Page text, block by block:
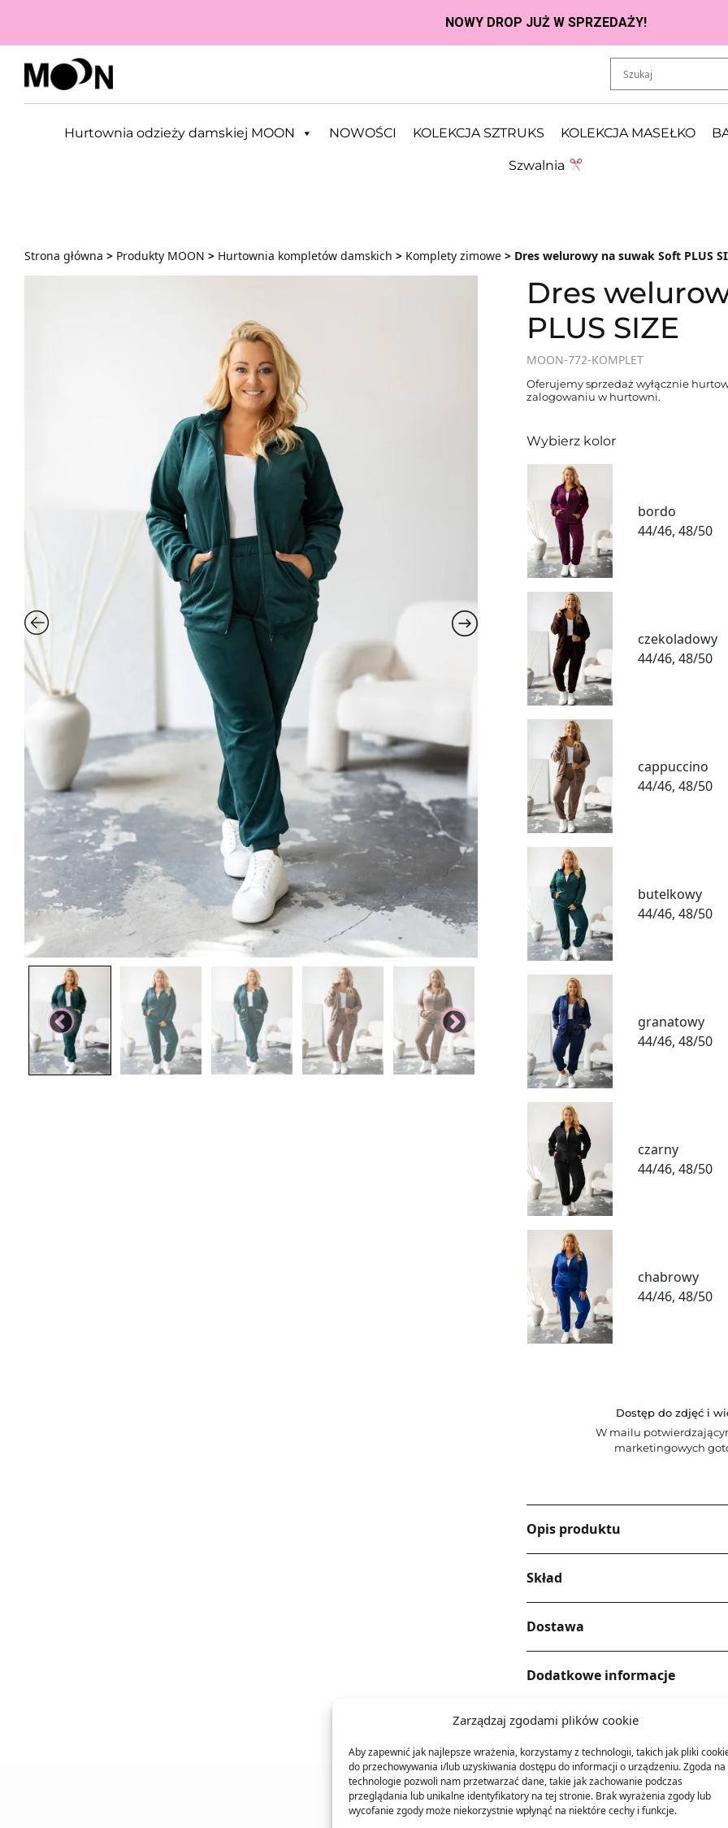
Zarządzaj zgodami plików cookie
Aby zapewnić jak najlepsze wrażenia, korzystamy z technologii, takich jak pliki
do przechowywania i/lub uzyskiwania dostępu do informacji o urządzeniu. Zgoda na
technologie pozwoli nam przetwarzać dane, takie jak zachowanie podczas
przeglądania lub unikalne identyfikatory na tej stronie. Brak wyrażenia zgody lub
wycofanie zgody może niekorzystnie wpłynąć na niektóre cechy i funkcje.
Przejdź do zawartości
Hurtownia odzieży damskiej MOON NOWOŚCI KOLEKCJA SZTRUKS KOLEKCJA MASEŁKO
Szwalnia
Strona główna > Produkty MOON > Hurtownia kompletów damskich > Komplety zimowe > Dres welurowy na suwak Soft PLUS
Dres
PLUS SIZE
MOON-772-KOMPLET
Oferujemy sprzedaż wyłącznie
zalogowaniu w hurtowni.
Wybierz kolor
bordo
44/46, 48/50
czekoladowy
44/46, 48/50
cappuccino
44/46, 48/50
butelkowy
44/46, 48/50
granatowy
44/46, 48/50
czarny
44/46, 48/50
chabrowy
44/46, 48/50
Dostęp do zdjęć i
W mailu
marketingowych
Opis produktu
Skład
Dostawa
Dodatkowe informacje